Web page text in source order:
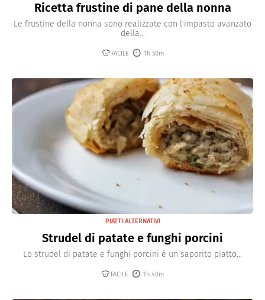
Ricetta frustine di pane della nonna
Le frustine della nonna sono realizzate con l'impasto avanzato
della...
FACILE 1h 50m
PIATTI ALTERNATIVI
Strudel di patate e funghi porcini
Lo strudel di patate e funghi porcini è un saporito piatto...
FACILE 1h 40m